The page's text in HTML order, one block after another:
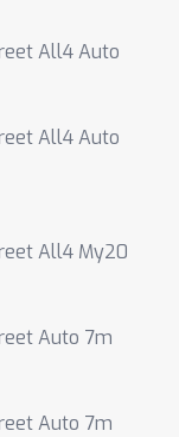
All4 Auto
All4 Auto
All4 My20
Auto 7m
Auto 7m